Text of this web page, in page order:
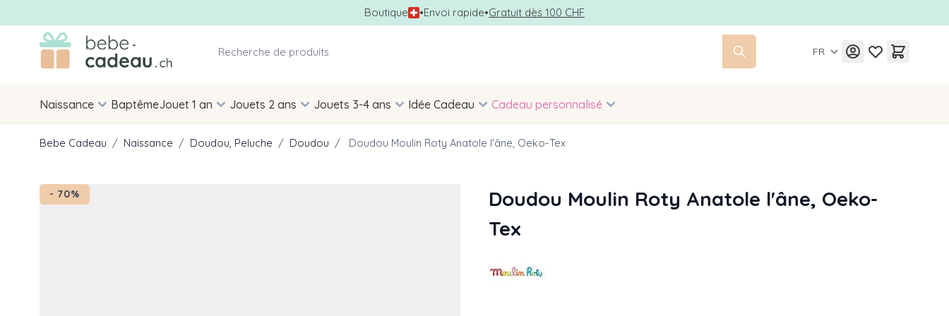
Boutique •Envoi rapide•Gratuit dès 100 CHF
Allez au contenu
FR
Naissance BaptêmeJouet 1 an Jouets 2 ans Jouets 3-4 ans Idée Cadeau Cadeau personnalisé
Bebe Cadeau / Naissance / Doudou, Peluche / Doudou / Doudou Moulin Roty Anatole l'âne, Oeko-Tex
Doudou Moulin Roty Anatole l'âne, Oeko-
Tex
- 70%